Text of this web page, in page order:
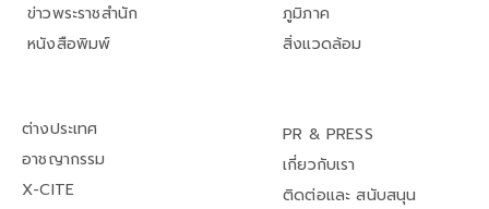
ข่าวพระราชสำนัก
หนังสือพิมพ์
ภูมิภาค
สิ่งแวดล้อม
ต่างประเทศ
อาชญากรรม
X-CITE
PR & PRESS
เกี่ยวกับเรา
ติดต่อและ สนับสนุน